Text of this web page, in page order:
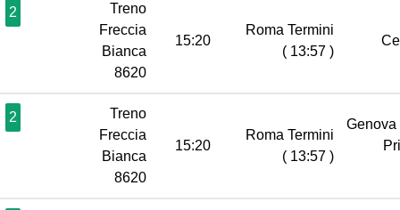
2
Treno
Freccia
Bianca
8620
15:20
Roma Termini
( 13:57 )
2
Treno
Freccia
Bianca
8620
15:20
Roma Termini
( 13:57 )